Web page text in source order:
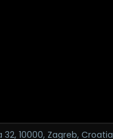
32, 10000, Zagreb, Croatia